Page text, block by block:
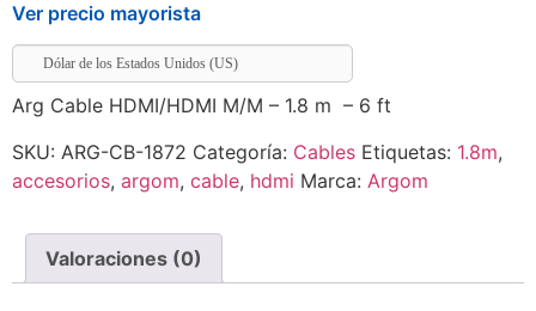
Ver precio mayorista
Dólar de los Estados Unidos (US)
Arg Cable HDMI/HDMI M/M – 1.8 m – 6 ft
SKU: ARG-CB-1872 Categoría: Cables Etiquetas: 1.8m,
accesorios, argom, cable, hdmi Marca: Argom
Valoraciones (0)